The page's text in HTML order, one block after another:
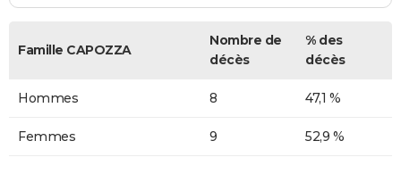
Famille CAPOZZA
Nombre de
décès
% des
décès
Hommes 8 47,1 %
Femmes 9 52,9 %